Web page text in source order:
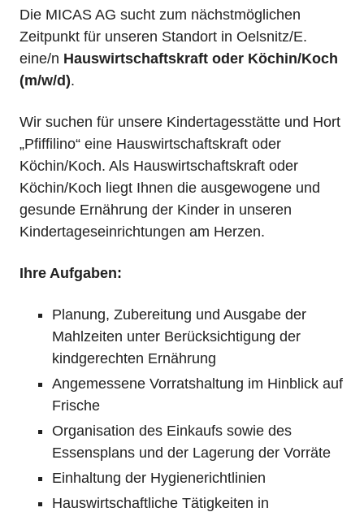
Die MICAS AG sucht zum nächstmöglichen
Zeitpunkt für unseren Standort in Oelsnitz/E.
eine/n Hauswirtschaftskraft oder Köchin/Koch
(m/w/d).
Wir suchen für unsere Kindertagesstätte und Hort
„Pfiffilino“ eine Hauswirtschaftskraft oder
Köchin/Koch. Als Hauswirtschaftskraft oder
Köchin/Koch liegt Ihnen die ausgewogene und
gesunde Ernährung der Kinder in unseren
Kindertageseinrichtungen am Herzen.
Ihre Aufgaben:
Planung, Zubereitung und Ausgabe der
Mahlzeiten unter Berücksichtigung der
kindgerechten Ernährung
Angemessene Vorratshaltung im Hinblick auf
Frische
Organisation des Einkaufs sowie des
Essensplans und der Lagerung der Vorräte
Einhaltung der Hygienerichtlinien
Hauswirtschaftliche Tätigkeiten in